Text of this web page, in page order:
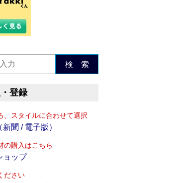
検 索
登録
、スタイルに合わせて選択
聞 / 電子版）
の購入はこちら
ョップ
ださい